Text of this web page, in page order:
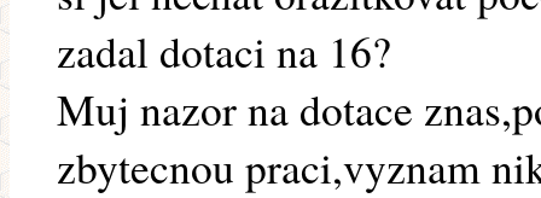
zadal dotaci na 16?
Muj nazor na dotace
zbytecnou praci,vyznam